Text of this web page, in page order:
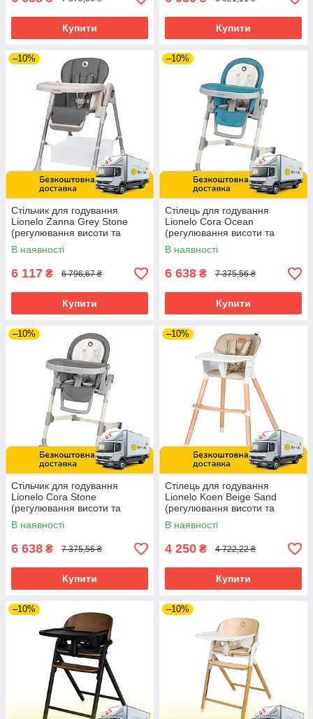
Купити Купити
–10%
Стільчик для годування
Lionelo Zanna Grey Stone
(регулювання висоти та
спинки, складаний) Сірий
В наявності
6 117 ₴ 6 796,67 ₴
Купити
–10%
Стілець для годування
Lionelo Cora Ocean
(регулювання висоти та
спинки, складаний)
Блакитний
В наявності
6 638 ₴ 7 375,56 ₴
Купити
–10%
Стільчик для годування
Lionelo Cora Stone
(регулювання висоти та
спинки, складаний) Сірий
В наявності
6 638 ₴ 7 375,56 ₴
Купити
–10%
Стілець для годування
Lionelo Koen Beige Sand
(регулювання висоти та
підніжки) Бежевий
В наявності
4 250 ₴ 4 722,22 ₴
Купити
–10% –10%